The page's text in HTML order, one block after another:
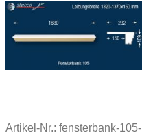
Artikel-Nr.: fensterbank-105-